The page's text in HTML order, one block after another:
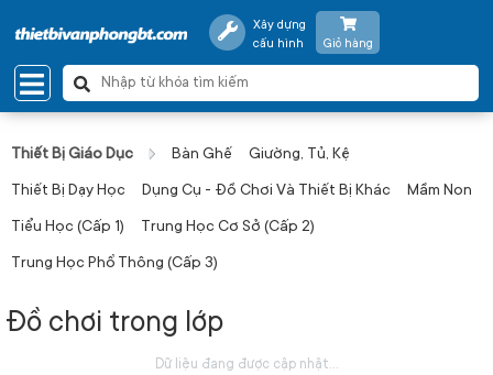
Xây dựng
cấu hình
Giỏ hàng
Thiết Bị Giáo Dục Bàn Ghế Giường, Tủ, Kệ
Thiết Bị Dạy Học Dụng Cụ - Đồ Chơi Và Thiết Bị Khác Mầm Non
Tiểu Học (Cấp 1) Trung Học Cơ Sở (Cấp 2)
Trung Học Phổ Thông (Cấp 3)
Đồ chơi trong lớp
Dữ liệu đang được cập nhật...